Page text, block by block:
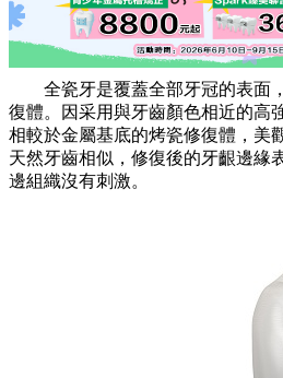
全瓷牙是覆蓋全部牙冠的表面
復體。因采用與牙齒顏色相近的高
相較於金屬基底的烤瓷修復體，美
天然牙齒相似，修復後的牙齦邊緣
邊組織沒有刺激。